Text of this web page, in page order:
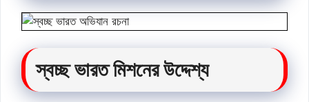
স্বচ্ছ ভারত মিশনের উদ্দেশ্য